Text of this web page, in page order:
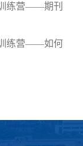
练营——期刊
练营——如何